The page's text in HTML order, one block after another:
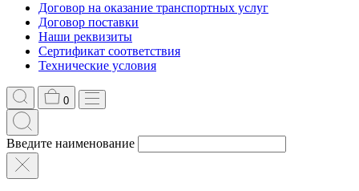
Договор на оказание транспортных услуг
Договор поставки
Наши реквизиты
Сертификат соответствия
Технические условия
0
Введите наименование